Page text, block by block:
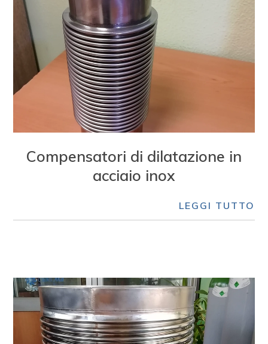
Compensatori di dilatazione in
acciaio inox
LEGGI TUTTO